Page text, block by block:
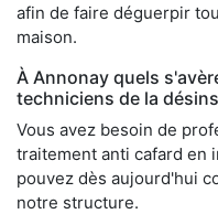
afin de faire déguerpir
maison.
À Annonay quels
techniciens de la
Vous avez besoin de
traitement anti cafard en
pouvez dès aujourd'hui
notre structure.